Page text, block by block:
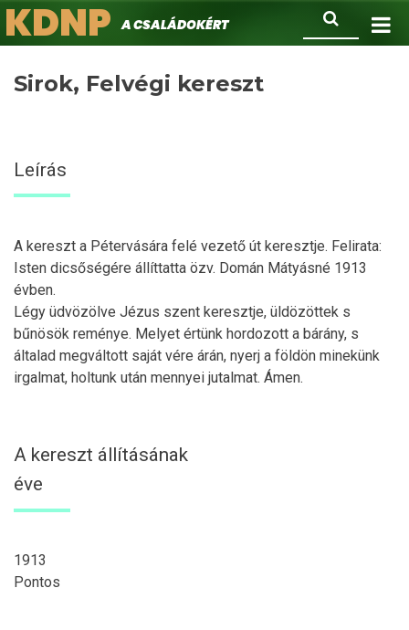
Ugrás
a
Keresés
KDNPA családokért.
Sirok, Felvégi kereszt
Leírás
A kereszt a Pétervására felé vezető út keresztje. Felirata:
Isten dicsőségére állíttatta özv. Domán Mátyásné 1913
évben.
Légy üdvözölve Jézus szent keresztje, üldözöttek s
bűnösök reménye. Melyet értünk hordozott a bárány, s
általad megváltott saját vére árán, nyerj a földön minekünk
irgalmat, holtunk után mennyei jutalmat. Ámen.
A kereszt állításának
éve
1913
Pontos